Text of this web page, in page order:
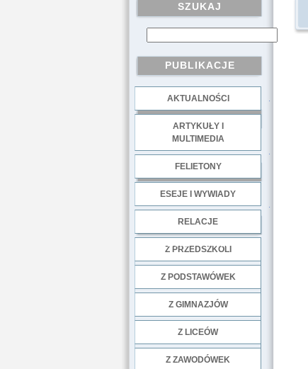
SZUKAJ
PUBLIKACJE
AKTUALNOŚCI
ARTYKUŁY I
MULTIMEDIA
FELIETONY
ESEJE I WYWIADY
RELACJE
Z PRZEDSZKOLI
Z PODSTAWÓWEK
Z GIMNAZJÓW
Z LICEÓW
Z ZAWODÓWEK